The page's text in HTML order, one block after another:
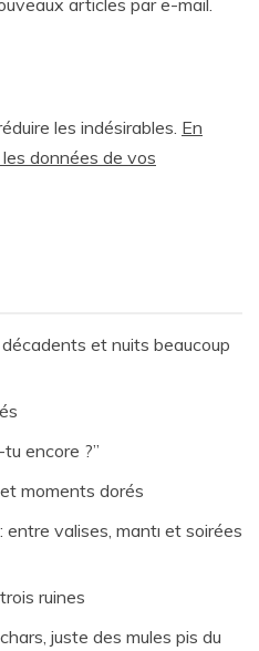
articles par e-mail.
les indésirables. En
données de vos
et nuits beaucoup
encore ?”
moments dorés
entre valises, mantı et soirées
ruines
juste des mules pis du